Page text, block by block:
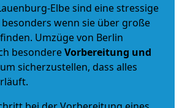
Elbe sind eine stressige
wenn sie über große
Umzüge von Berlin
besondereVorbereitung und
sicherzustellen, dass alles